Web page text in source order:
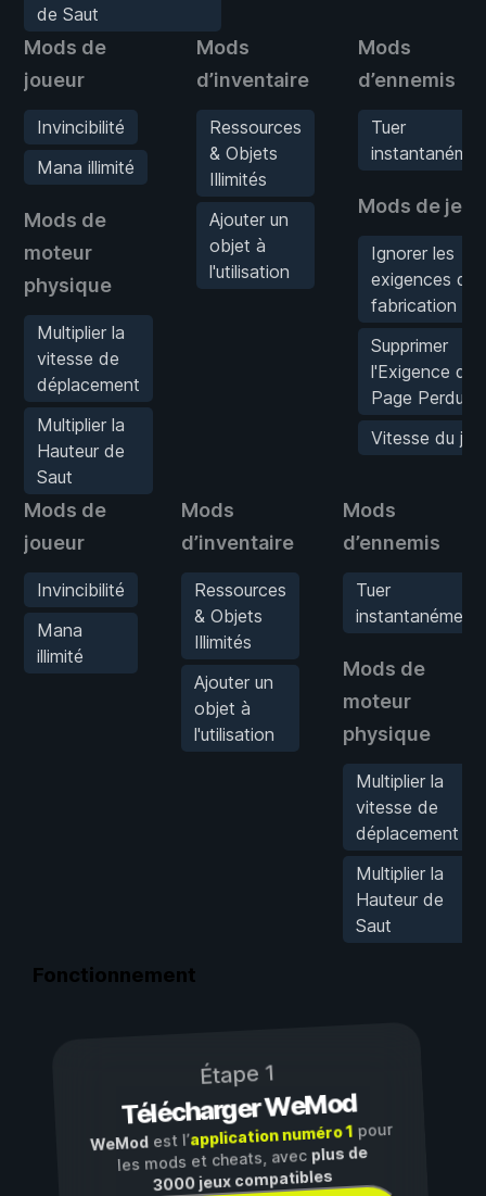
de Saut
Mods de
joueur
Invincibilité
Mana illimité
Mods de
moteur
physique
Multiplier la
vitesse de
déplacement
Multiplier la
Hauteur de
Saut
Mods
d’inventaire
Ressources
& Objets
Illimités
Ajouter un
objet à
l'utilisation
Mods
d’ennemis
Tuer
Mods de jeu
Ignorer les
exigences de
fabrication
Supprimer
l'Exigence de
Page Perdue
Vitesse du jeu
Mods de
joueur
Invincibilité
Mana
illimité
Mods
d’inventaire
Ressources
& Objets
Illimités
Ajouter un
objet à
l'utilisation
Mods
d’ennemis
Tuer
instantanément
Mods de
moteur
physique
Multiplier la
vitesse de
déplacement
Multiplier la
Hauteur de
Saut
Fonctionnement
Étape 1
Télécharger WeMod
WeModest l’application numéro 1pour
les mods et cheats, avec plus de
3000 jeux compatibles